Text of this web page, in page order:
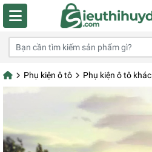
Phụ kiện ô tô Phụ kiện ô tô khác